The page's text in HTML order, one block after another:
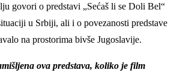
govori o predstavi „Sećaš li se Doli Bel“
u Srbiji, ali i o povezanosti predstave
na prostorima bivše Jugoslavije.
ova predstava, koliko je film